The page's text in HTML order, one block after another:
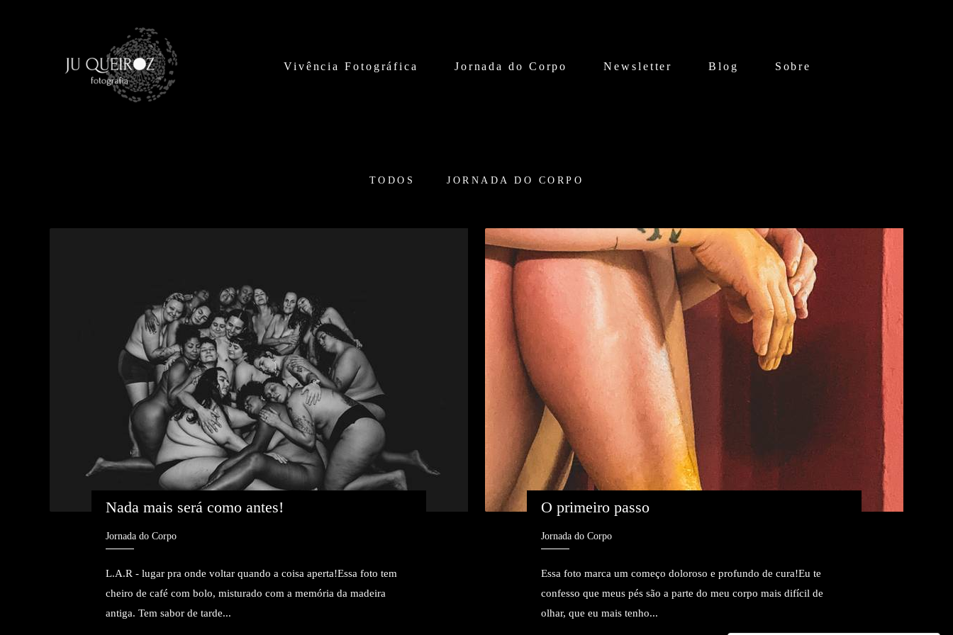
Vivência Fotográfica Jornada do Corpo Newsletter Blog Sobre
TODOS JORNADA DO CORPO
Nada mais será como antes!
Jornada do Corpo
L.A.R - lugar pra onde voltar quando a coisa aperta!Essa foto tem
cheiro de café com bolo, misturado com a memória da madeira
antiga. Tem sabor de tarde...
O primeiro passo
Jornada do Corpo
Essa foto marca um começo doloroso e profundo de cura!Eu te
confesso que meus pés são a parte do meu corpo mais difícil de
olhar, que eu mais tenho...